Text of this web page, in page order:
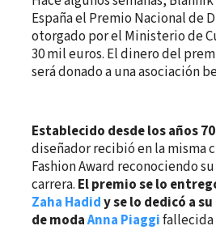
España el Premio Nacional de
otorgado por el Ministerio de
30 mil euros. El dinero del
será donado a una asociación
Establecido desde los años
diseñador recibió en la misma
Fashion Award reconociendo
carrera. El premio se lo
Zaha Hadidy se lo dedicó a
de modaAnna Piaggifallecida